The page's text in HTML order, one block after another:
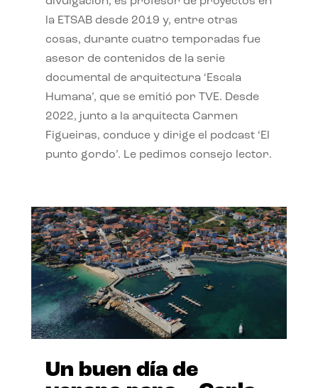
la ETSAB desde 2019 y, entre otras
cosas, durante cuatro temporadas fue
asesor de contenidos de la serie
documental de arquitectura ‘Escala
Humana’, que se emitió por TVE. Desde
2022, junto a la arquitecta Carmen
Figueiras, conduce y dirige el podcast ‘El
punto gordo’. Le pedimos consejo lector.
Un buen día de